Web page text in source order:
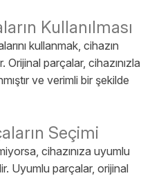
Kullanılması
kullanmak, cihazın
Orijinal parçalar, cihazınızla
ve verimli bir şekilde
Seçimi
cihazınıza uyumlu
Uyumlu parçalar, orijinal